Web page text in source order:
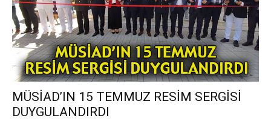
MÜSİAD’IN 15 TEMMUZ RESİM SERGİSİ
DUYGULANDIRDI